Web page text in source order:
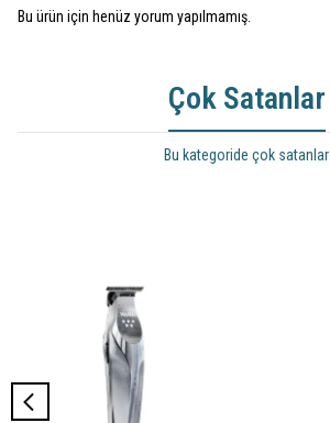
Bu ürün için henüz yorum yapılmamış.
Çok Satanlar
Bu kategoride çok satanlar